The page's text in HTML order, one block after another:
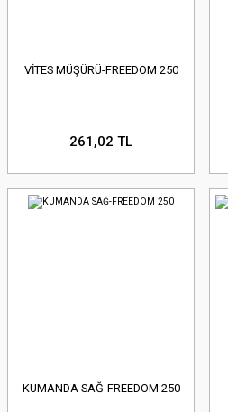
VİTES MÜŞÜRÜ-FREEDOM 250
261,02 TL
KUMANDA SAĞ-FREEDOM 250